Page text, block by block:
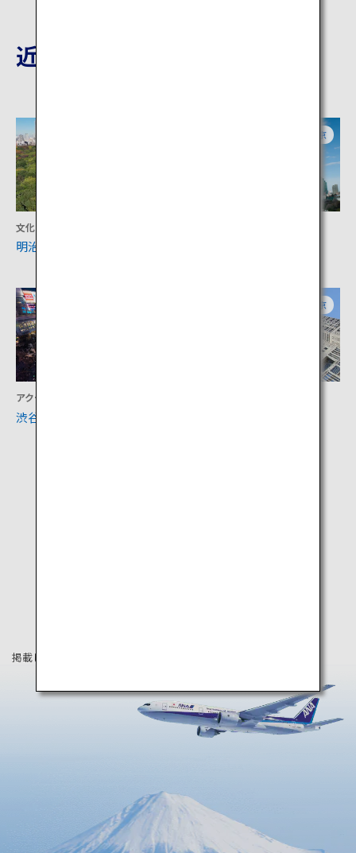
近隣の観光地
文化
明治神宮
東京
アクティビティ
渋谷スクランブル交差点
東京
掲載している情報は2025年3月時点の情報です。